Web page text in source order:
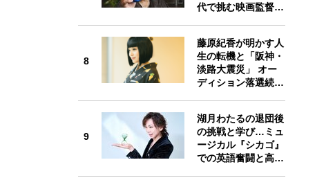
代で挑む映画監督…
8
藤原紀香が明かす人
生の転機と「阪神・
淡路大震災」 オー
ディション落選続…
9
湖月わたるの退団後
の挑戦と学び…ミュ
ージカル『シカゴ』
での英語奮闘と高…